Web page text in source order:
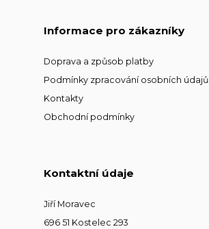
Informace pro zákazníky
Doprava a způsob platby
Podmínky zpracování osobních údajů
Kontakty
Obchodní podmínky
Kontaktní údaje
Jiří Moravec
696 51 Kostelec 293